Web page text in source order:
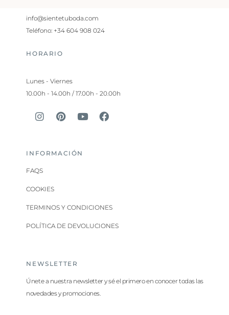
info@sientetuboda.com
Teléfono: +34 604 908 024
HORARIO
Lunes - Viernes
10.00h - 14.00h / 17.00h - 20.00h
INFORMACIÓN
FAQS
COOKIES
TERMINOS Y CONDICIONES
POLÍTICA DE DEVOLUCIONES
NEWSLETTER
Únete a nuestra newsletter y sé el primero en conocer todas las
novedades y promociones.